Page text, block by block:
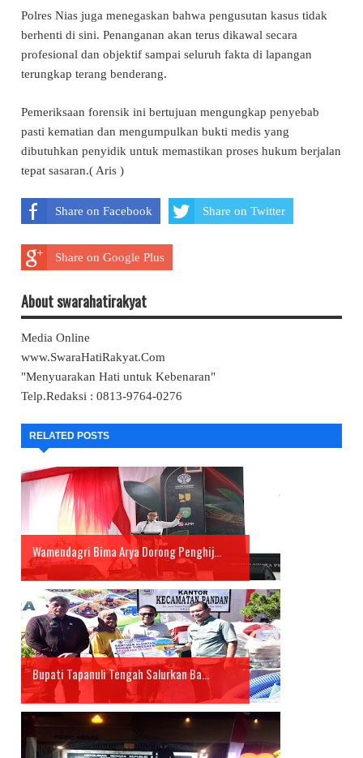
Polres Nias juga menegaskan bahwa pengusutan kasus tidak
berhenti di sini. Penanganan akan terus dikawal secara
profesional dan objektif sampai seluruh fakta di lapangan
terungkap terang benderang.
Pemeriksaan forensik ini bertujuan mengungkap penyebab
pasti kematian dan mengumpulkan bukti medis yang
dibutuhkan penyidik untuk memastikan proses hukum berjalan
tepat sasaran.( Aris )
Share on Facebook Share on Twitter
Share on Google Plus
About swarahatirakyat
Media Online
www.SwaraHatiRakyat.Com
"Menyuarakan Hati untuk Kebenaran"
Telp.Redaksi : 0813-9764-0276
RELATED POSTS
Wamendagri Bima Arya Dorong Penghij...
Bupati Tapanuli Tengah Salurkan Ba...